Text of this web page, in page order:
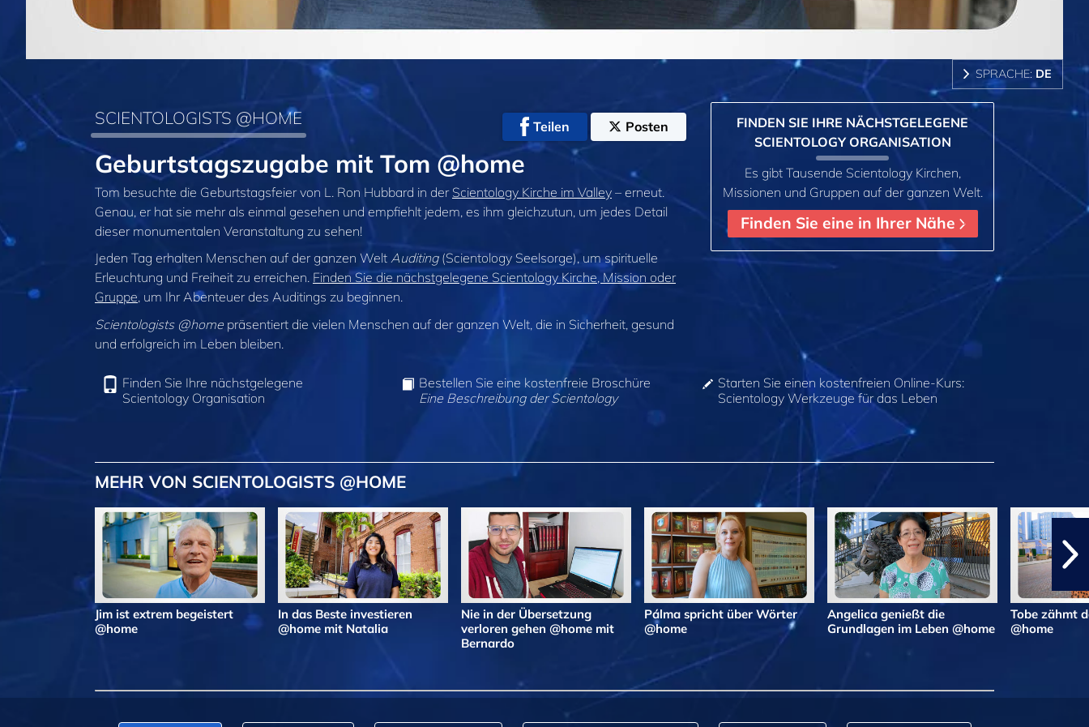
SPRACHE: DE
SCIENTOLOGISTS @HOME Teilen Posten
Geburtstagszugabe mit Tom @home
Tom besuchte die Geburtstagsfeier von L. Ron Hubbard in der Scientology Kirche im Valley – erneut.
Genau, er hat sie mehr als einmal gesehen und empfiehlt jedem, es ihm gleichzutun, um jedes Detail
dieser monumentalen Veranstaltung zu sehen!
Jeden Tag erhalten Menschen auf der ganzen Welt Auditing(Scientology Seelsorge), um spirituelle
Erleuchtung und Freiheit zu erreichen. Finden Sie die nächstgelegene Scientology Kirche, Mission oder
Gruppe, um Ihr Abenteuer des Auditings zu beginnen.
Scientologists @homepräsentiert die vielen Menschen auf der ganzen Welt, die in Sicherheit, gesund
und erfolgreich im Leben bleiben.
FINDEN SIE IHRE NÄCHSTGELEGENE
SCIENTOLOGY ORGANISATION
Es gibt Tausende Scientology Kirchen,
Missionen und Gruppen auf der ganzen Welt.
Finden Sie eine in Ihrer Nähe
Finden Sie Ihre nächstgelegene
Scientology Organisation
Bestellen Sie eine kostenfreie Broschüre
Eine Beschreibung der Scientology
Starten Sie einen kostenfreien Online-Kurs:
Scientology Werkzeuge für das Leben
MEHR VON SCIENTOLOGISTS @HOME
Jim ist extrem begeistert
@home
In das Beste investieren
@home mit Natalia
Nie in der Übersetzung
verloren gehen @home mit
Bernardo
Pálma spricht über Wörter
@home
Angelica genießt die
Grundlagen im Leben @home
Tobe zähmt
@home